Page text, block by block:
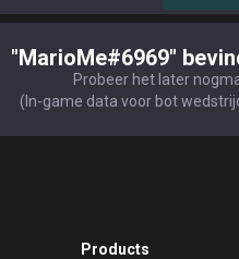
"MarioMe#6969"
Probeer het later
(In-game data voor bot
Products